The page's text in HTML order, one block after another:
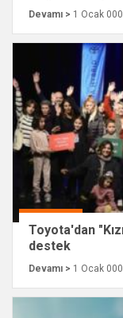
Devamı > 1 Ocak
Toyota'dan
destek
Devamı > 1 Ocak